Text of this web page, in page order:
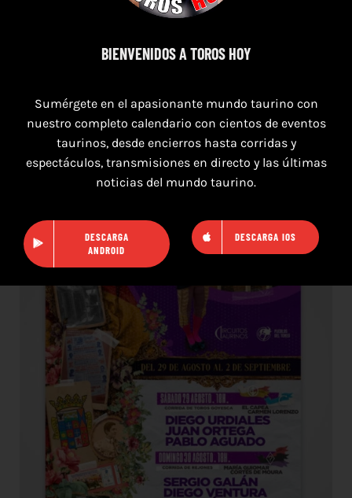
16 de agosto de 2026
TOROS HERRERA DEL DUQUE 16 AGOSTO
BIENVENIDOS A TOROS HOY
Sumérgete en el apasionante mundo taurino con
nuestro completo calendario con cientos de eventos
taurinos, desde encierros hasta corridas y
espectáculos, transmisiones en directo y las últimas
noticias del mundo taurino.
DESCARGA
ANDROID
DESCARGA IOS